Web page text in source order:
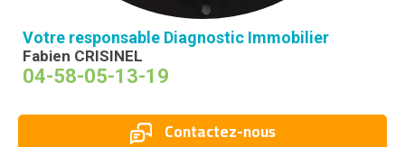
Votre responsable Diagnostic Immobilier
Fabien CRISINEL
04-58-05-13-19
Contactez-nous